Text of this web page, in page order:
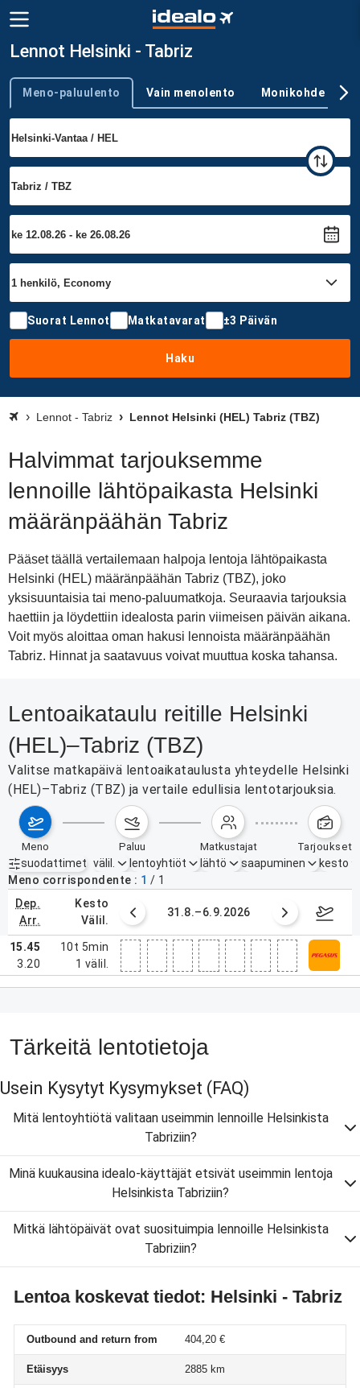
Lennot Helsinki - Tabriz
Trip type
Meno-paluulento Vain menolento Monikohde
Suorat Lennot Matkatavarat ±3 Päivän
Haku
Lennot - Tabriz Lennot Helsinki (HEL) Tabriz (TBZ)
Halvimmat tarjouksemme
lennoille lähtöpaikasta Helsinki
määränpäähän Tabriz
Pääset täällä vertailemaan halpoja lentoja lähtöpaikasta
Helsinki (HEL) määränpäähän Tabriz (TBZ), joko
yksisuuntaisia tai meno-paluumatkoja. Seuraavia tarjouksia
haettiin ja löydettiin idealosta parin viimeisen päivän aikana.
Voit myös aloittaa oman hakusi lennoista määränpäähän
Tabriz. Hinnat ja saatavuus voivat muuttua koska tahansa.
Lentoaikataulu reitille Helsinki
(HEL)–Tabriz (TBZ)
Valitse matkapäivä lentoaikataulusta yhteydelle Helsinki
(HEL)–Tabriz (TBZ) ja vertaile edullisia lentotarjouksia.
meno paluu matkustajat tarjoukset
suodattimet
Aktiiviset suodattimet ei mitään
välil. lentoyhtiöt lähtö saapuminen
kesto
Meno corrispondente
1 / 1
dep.
arr.
kesto
välil.
elokuuta 2026 31.8.–6.9.2026
15.45
3.20
10t 5min
1 välil.
Tärkeitä lentotietoja
Usein Kysytyt Kysymykset (FAQ)
Mitä lentoyhtiötä valitaan useimmin lennoille Helsinkista
Tabriziin?
Minä kuukausina idealo-käyttäjät etsivät useimmin lentoja
Helsinkista Tabriziin?
Mitkä lähtöpäivät ovat suosituimpia lennoille Helsinkista
Tabriziin?
Lentoa koskevat tiedot: Helsinki - Tabriz
Outbound and return from 404,20 €
Etäisyys 2885 km